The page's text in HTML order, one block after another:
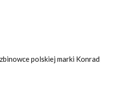
polskiej marki Konrad